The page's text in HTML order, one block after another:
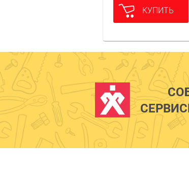
КУПИТЬ